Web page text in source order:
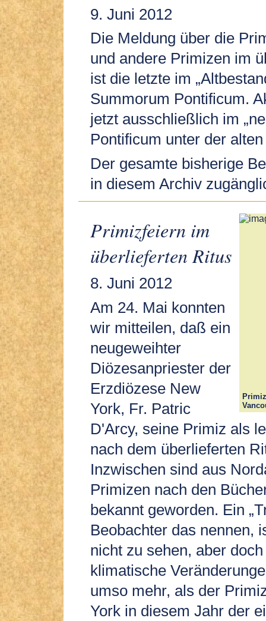
9. Juni 2012
Die Meldung über die
und andere Primizen im
ist die letzte im
Summorum Pontificum.
jetzt ausschließlich im
Pontificum unter der
Der gesamte bisherige
in diesem Archiv
Primizfeiern im
überlieferten Ritus
8. Juni 2012
Am 24. Mai konnten
wir mitteilen, daß ein
neugeweihter
Diözesanpriester der
Erzdiözese New
York, Fr. Patric
D'Arcy, seine Primiz als
nach dem überlieferten
Inzwischen sind aus
Primizen nach den
bekannt geworden. Ein
Beobachter das nennen,
nicht zu sehen, aber
klimatische
umso mehr, als der
York in diesem Jahr der